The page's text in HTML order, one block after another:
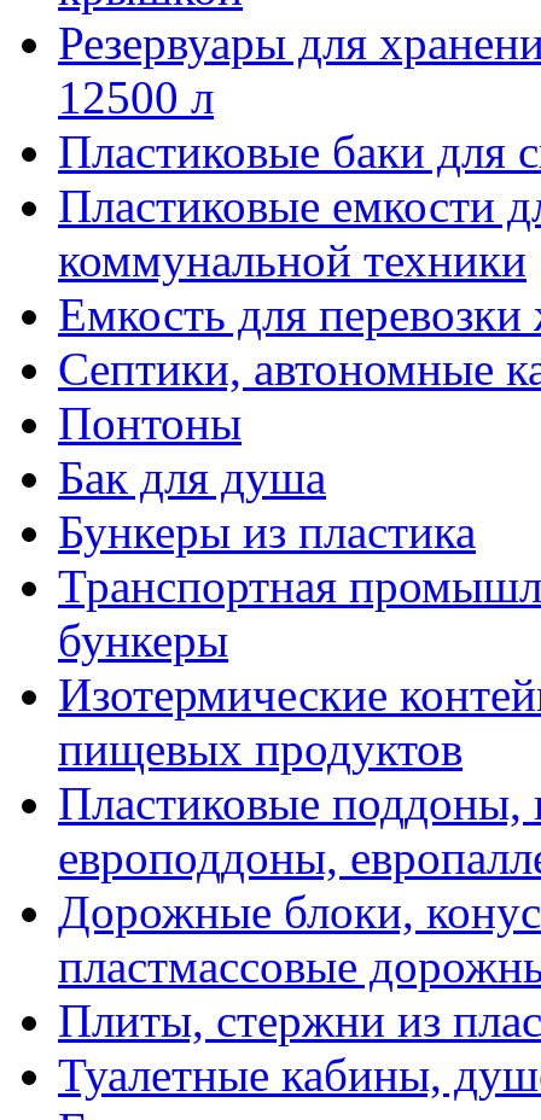
Резервуары для
12500 л
Пластиковые баки для
Пластиковые емкости
коммунальной техники
Емкость для
Септики, автономные
Понтоны
Бак для душа
Бункеры из пластика
Транспортная
бункеры
Изотермические
пищевых продуктов
Пластиковые поддоны,
европоддоны,
Дорожные блоки,
пластмассовые
Плиты, стержни из
Туалетные кабины,